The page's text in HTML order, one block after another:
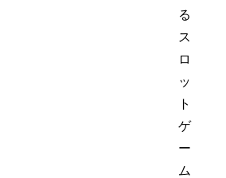
る
ス
ロ
ッ
ト
ゲ
ー
ム